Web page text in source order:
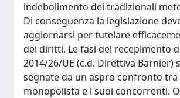
indebolimento dei tradizionali
Di conseguenza la legislazione
aggiornarsi per tutelare
dei diritti. Le fasi del recepimento
2014/26/UE (c.d. Direttiva Barnier)
segnate da un aspro confronto tra
monopolista e i suoi concorrenti.